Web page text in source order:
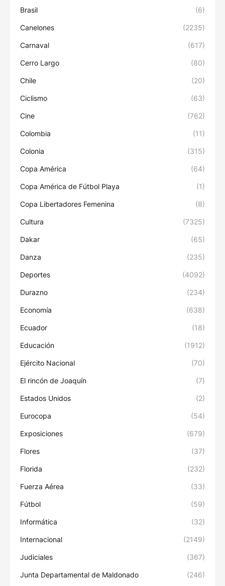
Brasil (6)
Canelones (2235)
Carnaval (617)
Cerro Largo (80)
Chile (20)
Ciclismo (63)
Cine (762)
Colombia (11)
Colonia (315)
Copa América (64)
Copa América de Fútbol Playa (1)
Copa Libertadores Femenina (8)
Cultura (7325)
Dakar (65)
Danza (235)
Deportes (4092)
Durazno (234)
Economía (638)
Ecuador (18)
Educación (1912)
Ejército Nacional (70)
El rincón de Joaquín (7)
Estados Unidos (2)
Eurocopa (54)
Exposiciones (679)
Flores (37)
Florida (232)
Fuerza Aérea (33)
Fútbol (59)
Informática (32)
Internacional (2149)
Judiciales (367)
Junta Departamental de Maldonado (246)